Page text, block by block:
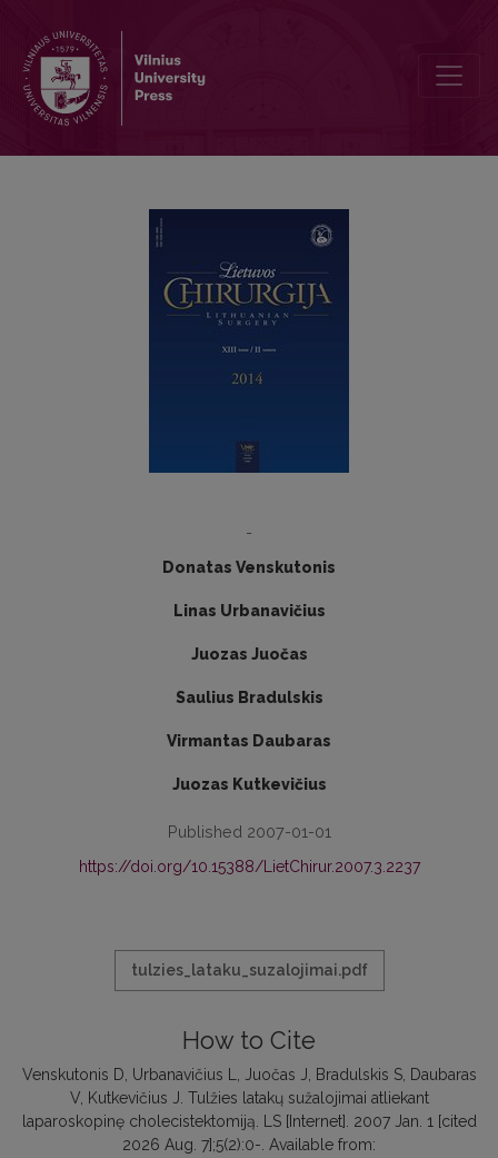
-
Donatas Venskutonis
Linas Urbanavičius
Juozas Juočas
Saulius Bradulskis
Virmantas Daubaras
Juozas Kutkevičius
Published 2007-01-01
https://doi.org/10.15388/LietChirur.2007.3.2237
tulzies_lataku_suzalojimai.pdf
How to Cite
Venskutonis D, Urbanavičius L, Juočas J, Bradulskis S, Daubaras
V, Kutkevičius J. Tulžies latakų sužalojimai atliekant
laparoskopinę cholecistektomiją. LS [Internet]. 2007 Jan. 1 [cited
2026 Aug. 7];5(2):0-. Available from: